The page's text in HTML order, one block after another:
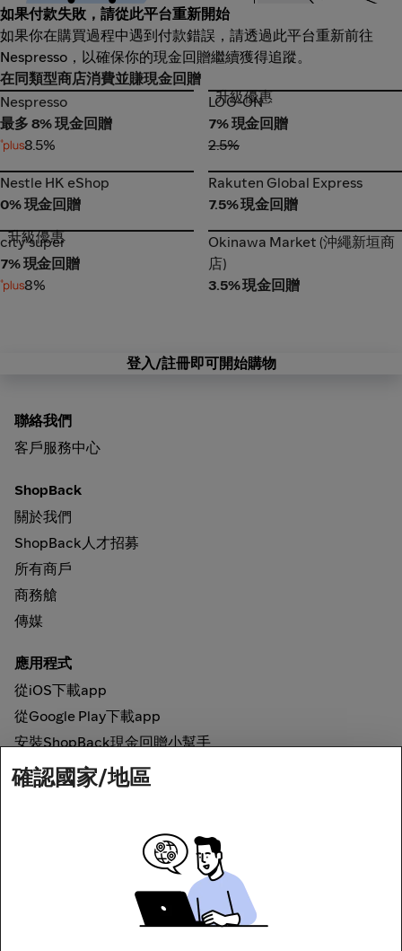
如果付款失敗，請從此平台重新開始
如果你在購買過程中遇到付款錯誤，請透過此平台重新前往
Nespresso，以確保你的現金回贈繼續獲得追蹤。
在同類型商店消費並賺現金回贈
Nespresso
Nespresso
最多 8% 現金回贈
8.5%
LOG-ON
升級優惠
LOG-ON
7% 現金回贈
2.5%
Nestle HK eShop
Nestle HK eShop
0% 現金回贈
Rakuten Global Express
Rakuten Global Express
7.5% 現金回贈
city'super
升級優惠
city'super
7% 現金回贈
8%
Okinawa Market (沖繩新垣商
店)
Okinawa Market (沖繩新垣商
店)
3.5% 現金回贈
登入/註冊即可開始購物
聯絡我們
客戶服務中心
ShopBack
關於我們
ShopBack人才招募
所有商戶
商務艙
傳媒
應用程式
從iOS下載app
從Google Play下載app
安裝ShopBack現金回贈小幫手
如何運作
確認國家/地區